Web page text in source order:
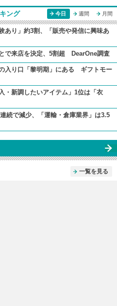
ング 今日 週間 月間
あり」約3割、「販売や発信に興味あ
で来店を決定、5割超 DearOne調査
入り口「黎明期」にある ギフトモー
・新調したいアイテム」1位は「衣
続で減少、「運輸・倉庫業界」は3.5
一覧を見る